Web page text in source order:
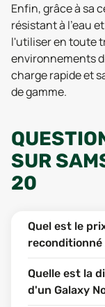
Enfin, grâce à sa
résistant à l'eau
l'utiliser en toute
environnements
charge rapide et
de gamme.
SUR
20
Quel est le
Quelle est la
d'un Galaxy